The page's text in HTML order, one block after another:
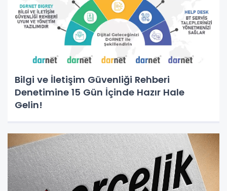
Bilgi ve İletişim Güvenliği Rehberi
Denetimine 15 Gün İçinde Hazır Hale
Gelin!